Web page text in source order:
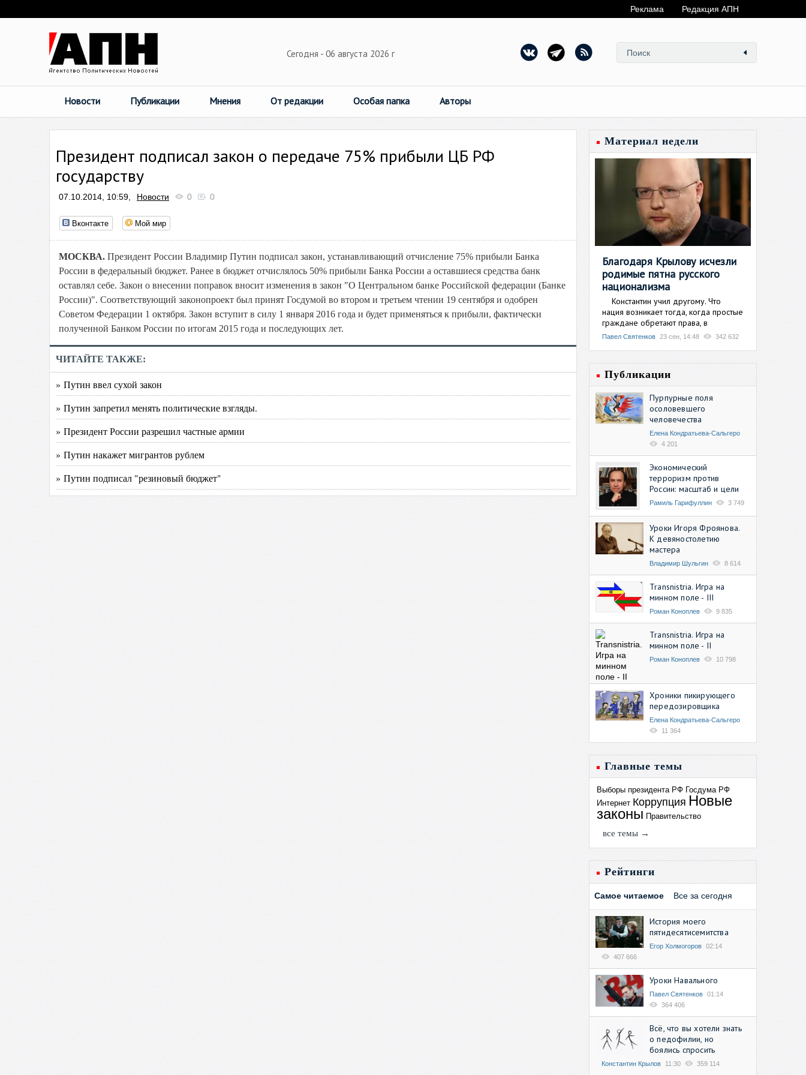
Реклама Редакция АПН
Сегодня - 06 августа 2026 г
Новости Публикации Мнения От редакции Особая папка Авторы
Президент подписал закон о передаче 75% прибыли ЦБ РФ
государству
07.10.2014, 10:59, Новости 0 0
Вконтакте Мой мир
МОСКВА. Президент России Владимир Путин подписал закон, устанавливающий отчисление 75% прибыли Банка
России в федеральный бюджет. Ранее в бюджет отчислялось 50% прибыли Банка России а оставшиеся средства банк
оставлял себе. Закон о внесении поправок вносит изменения в закон "О Центральном банке Российской федерации (Банке
России)". Соответствующий законопроект был принят Госдумой во втором и третьем чтении 19 сентября и одобрен
Советом Федерации 1 октября. Закон вступит в силу 1 января 2016 года и будет применяться к прибыли, фактически
полученной Банком России по итогам 2015 года и последующих лет.
ЧИТАЙТЕ ТАКЖЕ:
» Путин ввел сухой закон
» Путин запретил менять политические взгляды.
» Президент России разрешил частные армии
» Путин накажет мигрантов рублем
» Путин подписал "резиновый бюджет"
Материал недели
Благодаря Крылову исчезли
родимые пятна русского
национализма
Константин учил другому. Что
нация возникает тогда, когда простые
граждане обретают права, в
Павел Святенков 23 сен, 14:48 342 632
Публикации
Пурпурные поля
осоловевшего
человечества
Елена Кондратьева-Сальгеро
4 201
Экономический
терроризм против
России: масштаб и цели
Рамиль Гарифуллин 3 749
Уроки Игоря Фроянова.
К девяностолетию
мастера
Владимир Шульгин 8 614
Transnistria. Игра на
минном поле - III
Роман Коноплев 9 835
Transnistria. Игра на
минном поле - II
Роман Коноплев 10 798
Хроники пикирующего
передозировщика
Елена Кондратьева-Сальгеро
11 364
Главные темы
Выборы президента РФ Госдума РФ
Интернет Коррупция Новые
законы Правительство
все темы →
Рейтинги
Самое читаемое Все за сегодня
История моего
пятидесятисемитства
Егор Холмогоров 02:14
407 666
Уроки Навального
Павел Святенков 01:14
364 406
Всё, что вы хотели знать
о педофилии, но
боялись спросить
Константин Крылов 11:30 359 114